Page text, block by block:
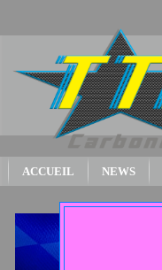
ACCUEIL NEWS